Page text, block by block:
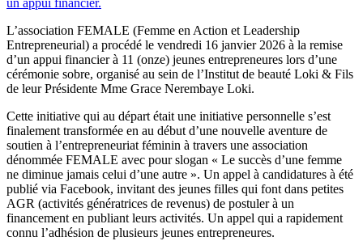
L’association FEMALE (Femme en Action et Leadership
Entrepreneurial) a procédé le vendredi 16 janvier 2026 à la remise
d’un appui financier à 11 (onze) jeunes entrepreneures lors d’une
cérémonie sobre, organisé au sein de l’Institut de beauté Loki & Fils
de leur Présidente Mme Grace Nerembaye Loki.
Cette initiative qui au départ était une initiative personnelle s’est
finalement transformée en au début d’une nouvelle aventure de
soutien à l’entrepreneuriat féminin à travers une association
dénommée FEMALE avec pour slogan « Le succès d’une femme
ne diminue jamais celui d’une autre ». Un appel à candidatures à été
publié via Facebook, invitant des jeunes filles qui font dans petites
AGR (activités génératrices de revenus) de postuler à un
financement en publiant leurs activités. Un appel qui a rapidement
connu l’adhésion de plusieurs jeunes entrepreneures.